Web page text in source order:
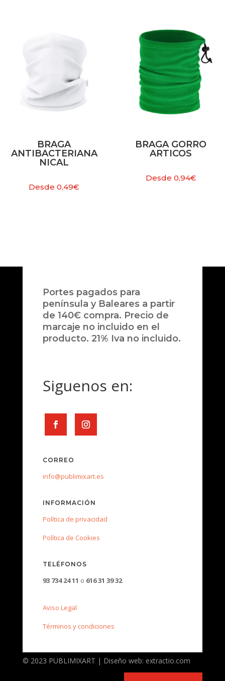
BRAGA
ANTIBACTERIANA
NICAL
Desde0,49€
BRAGA GORRO
ARTICOS
Desde 0,94€
Portes pagados para
península y Baleares a partir
de 140€ compra. Precio de
marcaje no incluido en el
producto. 21% Iva no incluido.
Siguenos en:
CORREO
info@publimixart.es
INFORMACIÓN
Política de privacidad
Política de Cookies
TELÉFONOS
93 734 24 11 o 616 31 39 32
Aviso Legal
Términos y condiciones
© 2023 PUBLIMIXART | Diseño web: extractio.com